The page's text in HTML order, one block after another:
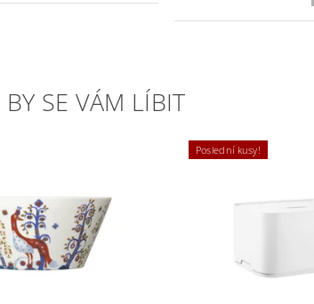
SE VÁM LÍBIT
Poslední kusy!